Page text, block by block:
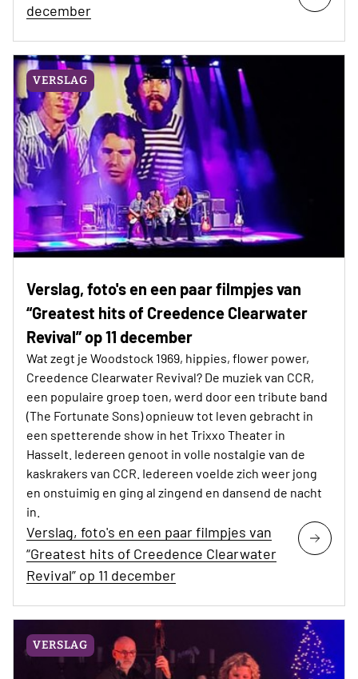
december
VERSLAG
Verslag, foto's en een paar filmpjes van
“Greatest hits of Creedence Clearwater
Revival” op 11 december
Wat zegt je Woodstock 1969, hippies, flower power,
Creedence Clearwater Revival? De muziek van CCR,
een populaire groep toen, werd door een tribute band
(The Fortunate Sons) opnieuw tot leven gebracht in
een spetterende show in het Trixxo Theater in
Hasselt. Iedereen genoot in volle nostalgie van de
kaskrakers van CCR. Iedereen voelde zich weer jong
en onstuimig en ging al zingend en dansend de nacht
in.
Verslag, foto's en een paar filmpjes van
“Greatest hits of Creedence Clearwater
Revival” op 11 december
VERSLAG